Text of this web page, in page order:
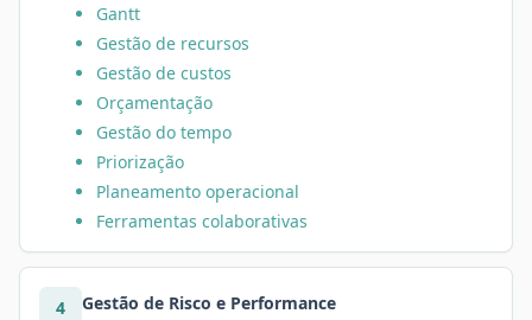
Gantt
Gestão de recursos
Gestão de custos
Orçamentação
Gestão do tempo
Priorização
Planeamento operacional
Ferramentas colaborativas
4 Gestão de Risco e Performance